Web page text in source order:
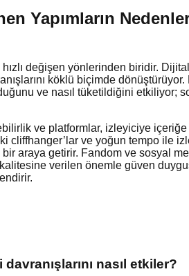
Yapımların
değişen yönlerinden biridir.
köklü biçimde
ve nasıl tüketildiğini
ve platformlar, izleyiciye
cliffhanger’lar ve yoğun tempo
araya getirir. Fandom ve sosyal
kalitesine verilen önemle güven
nasıl etkiler?